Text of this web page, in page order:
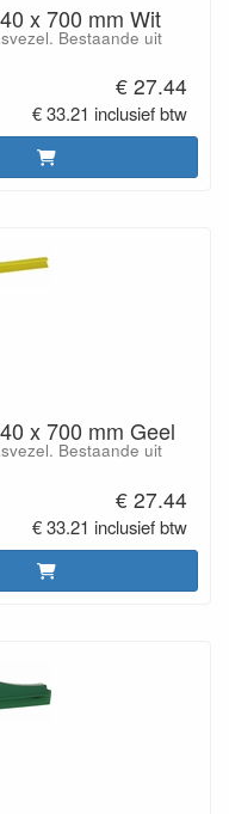
x 700 mm Wit
Bestaande uit
€ 27.44
€ 33.21 inclusief btw
x 700 mm Geel
Bestaande uit
€ 27.44
€ 33.21 inclusief btw